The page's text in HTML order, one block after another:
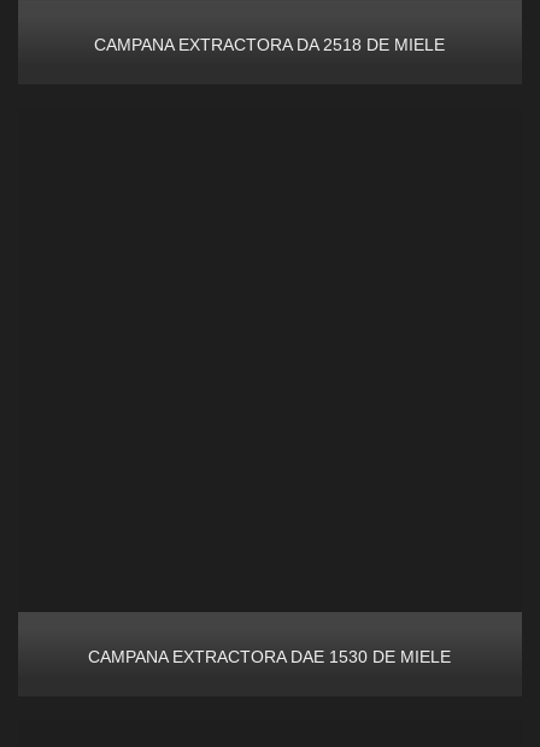
CAMPANA EXTRACTORA DA 2518 DE MIELE
CAMPANA EXTRACTORA DAE 1530 DE MIELE